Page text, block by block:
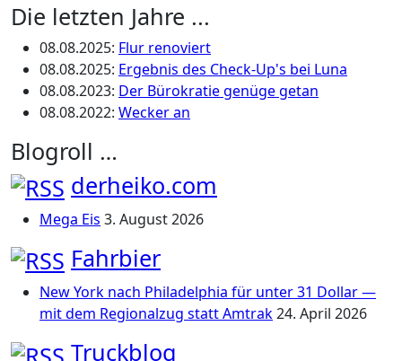
Die letzten Jahre ...
08.08.2025: Flur renoviert
08.08.2025: Ergebnis des Check-Up's bei Luna
08.08.2023: Der Bürokratie genüge getan
08.08.2022: Wecker an
Blogroll …
derheiko.com
Mega Eis 3. August 2026
Fahrbier
New York nach Philadelphia für unter 31 Dollar —
mit dem Regionalzug statt Amtrak24. April 2026
Truckblog